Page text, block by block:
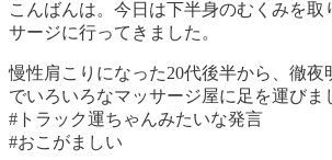
こんばんは。今日は下半身のむくみを取
サージに行ってきました。
慢性肩こりになった20代後半から、徹夜
でいろいろなマッサージ屋に足を運びま
#トラック運ちゃんみたいな発言
#おこがましい